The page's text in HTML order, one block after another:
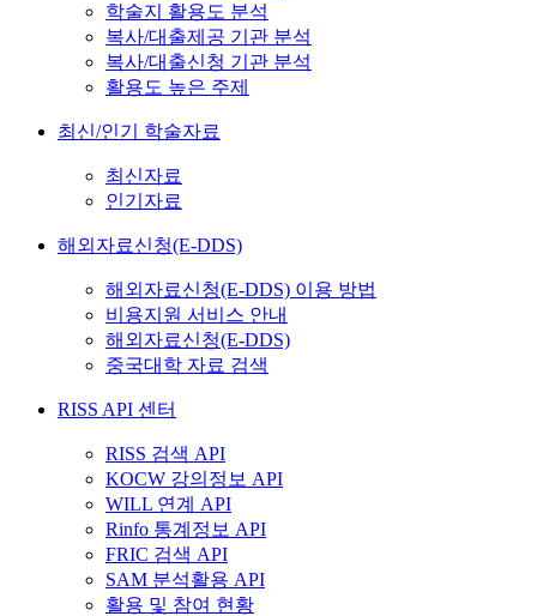
학술지 활용도 분석
복사/대출제공 기관 분석
복사/대출신청 기관 분석
활용도 높은 주제
최신/인기 학술자료
최신자료
인기자료
해외자료신청(E-DDS)
해외자료신청(E-DDS) 이용 방법
비용지원 서비스 안내
해외자료신청(E-DDS)
중국대학 자료 검색
RISS API 센터
RISS 검색 API
KOCW 강의정보 API
WILL 연계 API
Rinfo 통계정보 API
FRIC 검색 API
SAM 분석활용 API
활용 및 참여 현황